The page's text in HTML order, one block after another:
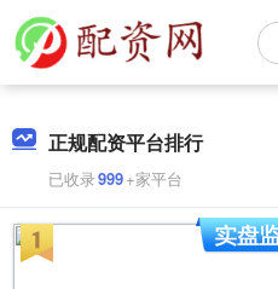
正规配资平台排行
已收录999+家平台